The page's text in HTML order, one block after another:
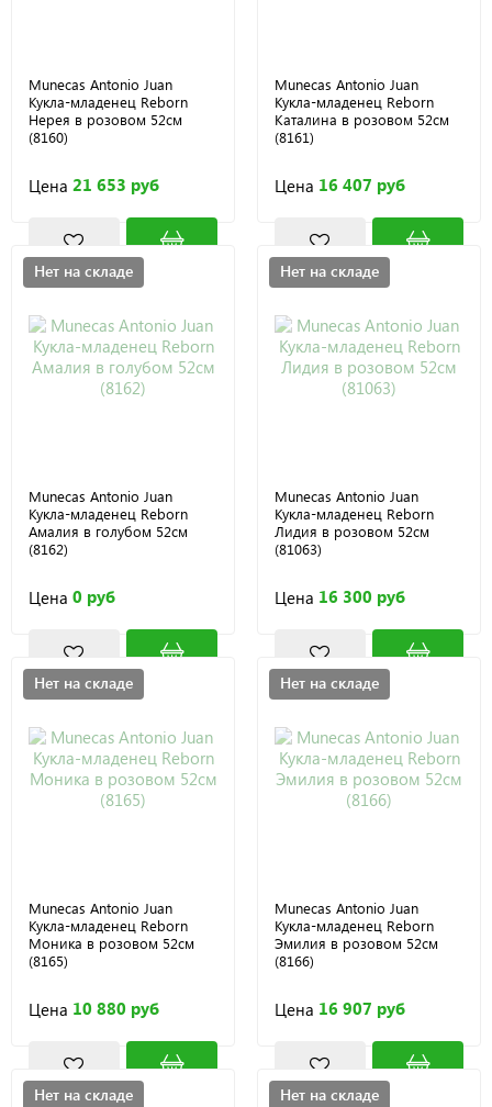
Munecas Antonio Juan
Кукла-младенец Reborn
Нерея в розовом 52см
(8160)
Цена 21 653 руб
Munecas Antonio Juan
Кукла-младенец Reborn
Каталина в розовом 52см
(8161)
Цена 16 407 руб
Нет на складе
Munecas Antonio Juan
Кукла-младенец Reborn
Амалия в голубом 52см
(8162)
Цена 0 руб
Нет на складе
Munecas Antonio Juan
Кукла-младенец Reborn
Лидия в розовом 52см
(81063)
Цена 16 300 руб
Нет на складе
Munecas Antonio Juan
Кукла-младенец Reborn
Моника в розовом 52см
(8165)
Цена 10 880 руб
Нет на складе
Munecas Antonio Juan
Кукла-младенец Reborn
Эмилия в розовом 52см
(8166)
Цена 16 907 руб
Нет на складе Нет на складе